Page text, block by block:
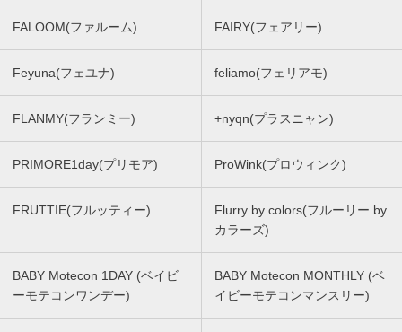
FALOOM(ファルーム) FAIRY(フェアリー)
Feyuna(フェユナ) feliamo(フェリアモ)
FLANMY(フランミー) +nyqn(プラスニャン)
PRIMORE1day(プリモア) ProWink(プロウィンク)
FRUTTIE(フルッティー)
Flurry by colors(フルーリー by
カラーズ)
BABY Motecon 1DAY (ベイビ
ーモテコンワンデー)
BABY Motecon MONTHLY (ベ
イビーモテコンマンスリー)